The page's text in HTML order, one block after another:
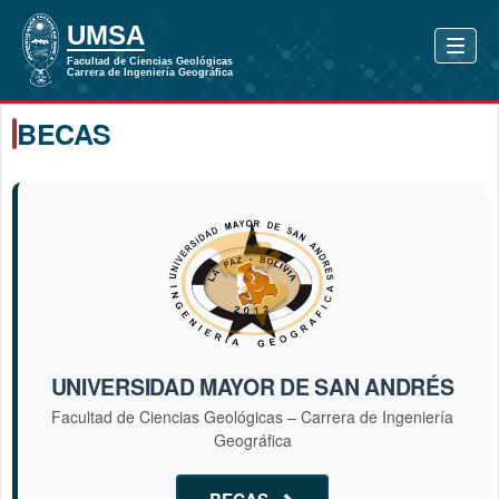
BECAS
UNIVERSIDAD MAYOR DE SAN ANDRÉS
Facultad de Ciencias Geológicas – Carrera de Ingeniería
Geográfica